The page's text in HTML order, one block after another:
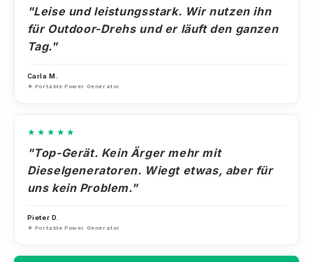
"Leise und leistungsstark. Wir nutzen ihn
für Outdoor-Drehs und er läuft den ganzen
Tag."
Carla M.
★ Portable Power Generator
★★★★★
"Top-Gerät. Kein Ärger mehr mit
Dieselgeneratoren. Wiegt etwas, aber für
uns kein Problem."
Pieter D.
★ Portable Power Generator